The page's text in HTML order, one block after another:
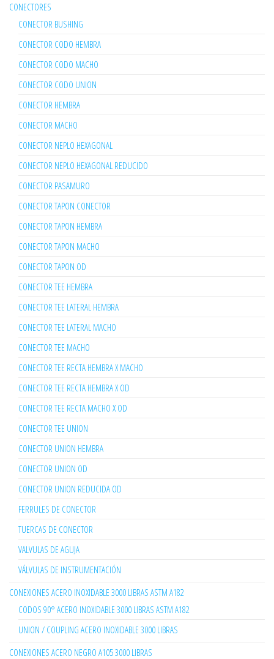
CONECTORES
CONECTOR BUSHING
CONECTOR CODO HEMBRA
CONECTOR CODO MACHO
CONECTOR CODO UNION
CONECTOR HEMBRA
CONECTOR MACHO
CONECTOR NEPLO HEXAGONAL
CONECTOR NEPLO HEXAGONAL REDUCIDO
CONECTOR PASAMURO
CONECTOR TAPON CONECTOR
CONECTOR TAPON HEMBRA
CONECTOR TAPON MACHO
CONECTOR TAPON OD
CONECTOR TEE HEMBRA
CONECTOR TEE LATERAL HEMBRA
CONECTOR TEE LATERAL MACHO
CONECTOR TEE MACHO
CONECTOR TEE RECTA HEMBRA X MACHO
CONECTOR TEE RECTA HEMBRA X OD
CONECTOR TEE RECTA MACHO X OD
CONECTOR TEE UNION
CONECTOR UNION HEMBRA
CONECTOR UNION OD
CONECTOR UNION REDUCIDA OD
FERRULES DE CONECTOR
TUERCAS DE CONECTOR
VALVULAS DE AGUJA
VÁLVULAS DE INSTRUMENTACIÓN
CONEXIONES ACERO INOXIDABLE 3000 LIBRAS ASTM A182
CODOS 90° ACERO INOXIDABLE 3000 LIBRAS ASTM A182
UNION / COUPLING ACERO INOXIDABLE 3000 LIBRAS
CONEXIONES ACERO NEGRO A105 3000 LIBRAS